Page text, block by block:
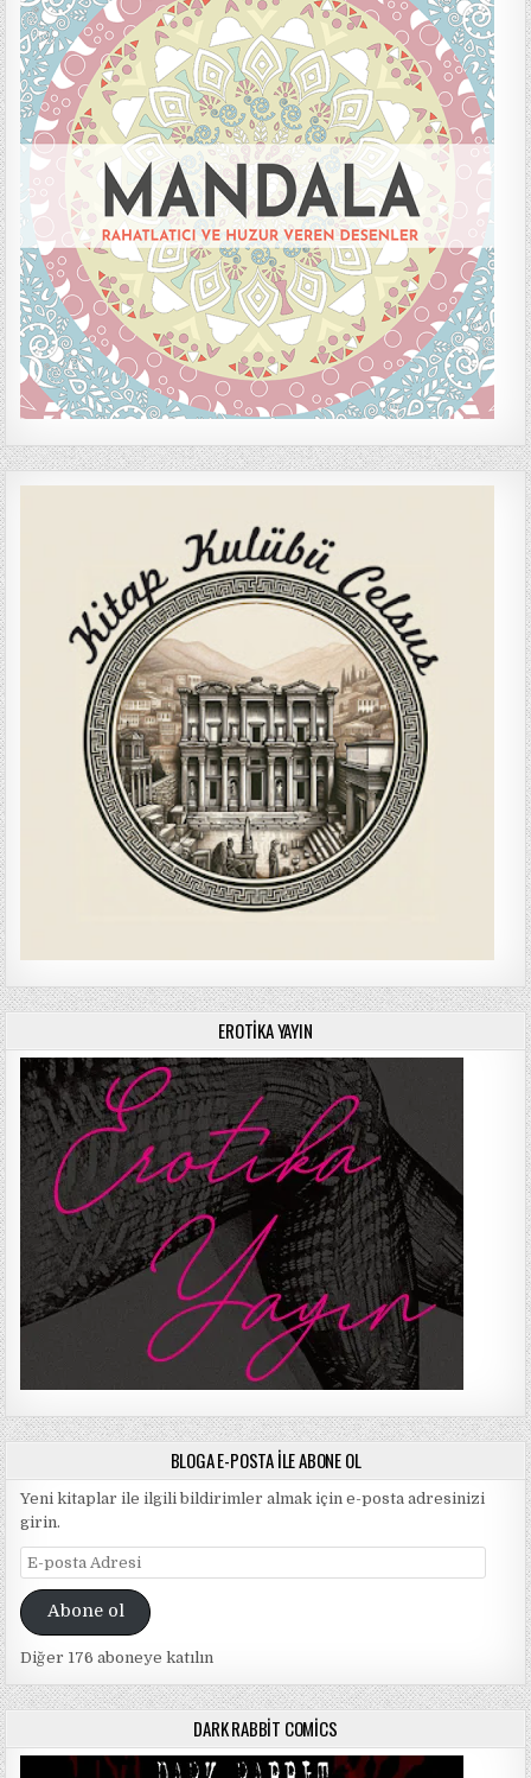
EROTIKA YAYIN
BLOGA E-POSTA ILE ABONE OL
Yeni kitaplar ile ilgili bildirimler almak için e-posta adresinizi
girin.
E-
posta
AdresiAbone ol
Diğer 176 aboneye katılın
DARK RABBIT COMICS